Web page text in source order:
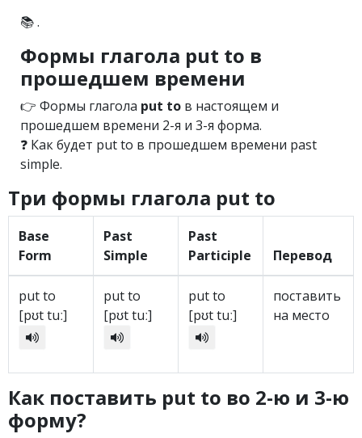
📚 .
Формы глагола put to в
прошедшем времени
👉 Формы глагола put to в настоящем и
прошедшем времени 2-я и 3-я форма.
❓ Как будет put to в прошедшем времени past
simple.
Три формы глагола put to
Base
Form
Past
Simple
Past
Participle
Перевод
put to
[pʊt tuː]
put to
[pʊt tuː]
put to
[pʊt tuː]
поставить
на место
Как поставить put to во 2-ю и 3-ю
форму?